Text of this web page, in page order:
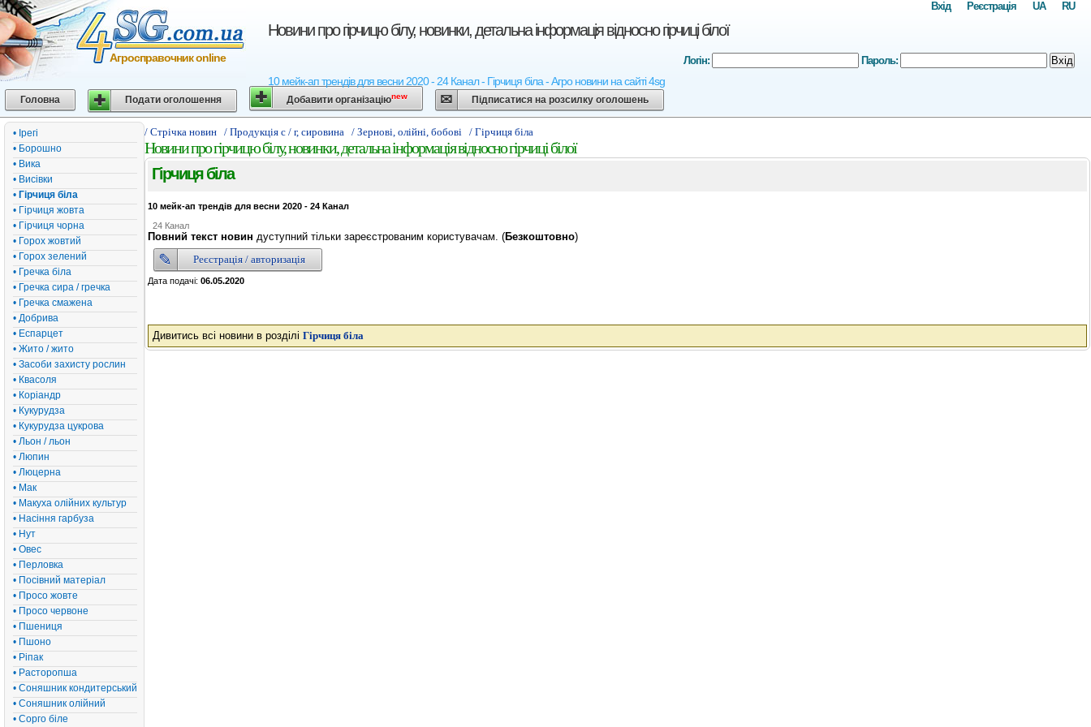
Новини про гірчицю білу, новинки, детальна інформація відносно гірчиці білої
10 мейк-ап трендів для весни 2020 - 24 Канал - Гірчиця біла - Агро новини на сайті 4sg
Агросправочник online
RU
UA
Реєстрація
Вхід
Логін: Пароль: Вхід
Головна Подати оголошення Добавити організаціюnew Підписатися на розсилку оголошень
• Ірегі
• Борошно
• Вика
• Висівки
• Гірчиця біла
• Гірчиця жовта
• Гірчиця чорна
• Горох жовтий
• Горох зелений
• Гречка біла
• Гречка сира / гречка
• Гречка смажена
• Добрива
• Еспарцет
• Жито / жито
• Засоби захисту рослин
• Квасоля
• Коріандр
• Кукурудза
• Кукурудза цукрова
• Льон / льон
• Люпин
• Люцерна
• Мак
• Макуха олійних культур
• Насіння гарбуза
• Нут
• Овес
• Перловка
• Посівний матеріал
• Просо жовте
• Просо червоне
• Пшениця
• Пшоно
• Ріпак
• Расторопша
• Соняшник кондитерський
• Соняшник олійний
• Сорго біле
/ Стрічка новин / Продукція с / г, сировина / Зернові, олійні, бобові / Гірчиця біла
Новини про гірчицю білу, новинки, детальна інформація відносно гірчиці білої
Гірчиця біла
10 мейк-ап трендів для весни 2020 - 24 Канал
24 Канал
Повний текст новин дуступний тільки зареєстрованим користувачам. (Безкоштовно)
Реєстрація / авторизація
Дата подачі: 06.05.2020
Дивитись всі новини в розділі Гірчиця біла